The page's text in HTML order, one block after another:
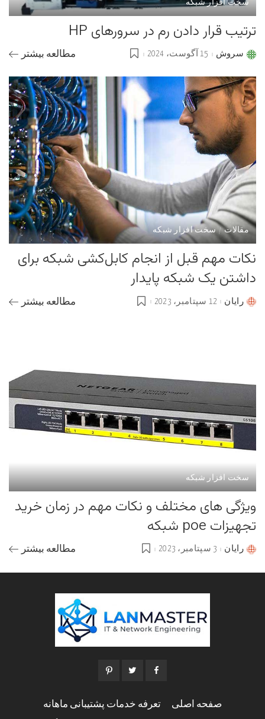
ترتیب قرار دادن رم در سرورهای HP
Postedسروش 15 آگوست، 2024 مطالعه بیشتر
مقالات سخت افزار شبکه
نکات مهم قبل از انجام کابل‌کشی شبکه برای
داشتن یک شبکه پایدار
Postedرایان 12 سپتامبر، 2023 مطالعه بیشتر
سخت افزار شبکه
ویژگی های مختلف و نکات مهم در زمان خرید
تجهیزات poe شبکه
Postedرایان 3 سپتامبر، 2023 مطالعه بیشتر
صفحه اصلی تعرفه خدمات پشتیبانی ماهانه